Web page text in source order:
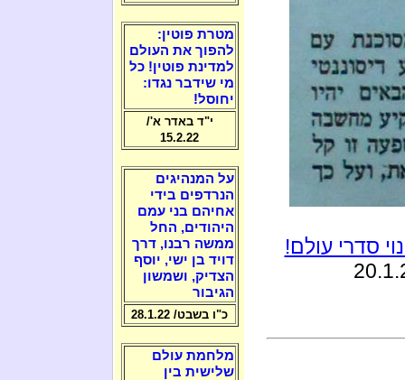
מטרת פוטין:
להפוך את העולם
למדינת פוטין! כל
מי שידבר נגדו:
יחוסל!
י"ד באדר א'/
15.2.22
על המנהיגים
הנרדפים בידי
אחיהם בני עמם
היהודים, החל
ממשה רבנו, דרך
דויד בן ישי, יוסף
הצדיק, ושמשון
הגיבור
כ"ו בשבט/ 28.1.22
מלחמת עולם
שלישית בין